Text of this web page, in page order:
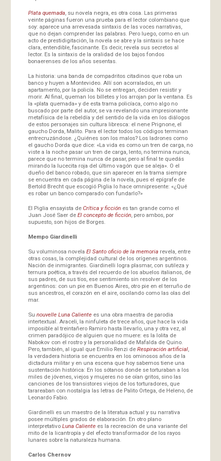
Plata quemada, su novela negra, es otra cosa. Las primeras
veinte páginas fueron una prueba para el lector colombiano que
soy: aparece una arrevesada sintaxis de las voces narrativas,
que no dejan comprender las palabras. Pero luego, como en un
acto de prestidigitación, la novela se abre y la sintaxis se hace
clara, entendible, fascinante. Es decir, revela sus secretos al
lector. Es la sintaxis de la oralidad de los bajos fondos
bonaerenses de los años sesentas.
La historia: una banda de compadritos citadinos que roba un
banco y huyen a Montevideo. Allí son acorralados, en un
apartamento, por la policía. No se entregan, deciden resistir y
morir. Al final, queman los billetes y los arrojan por la ventana. Es
la «plata quemada» y de esta trama policíaca, como algo no
buscado por parte del autor, se va revelando una impresionante
metafísica de la rebeldía y del sentido de la vida en los diálogos
de estos personajes sin cultura libresca: el nene Prignone, el
gaucho Dorda, Malito. Para el lector todos los códigos terminan
entrecruzándose. ¿Quiénes son los malos? Los ladrones como
el gaucho Dorda que dice: «La vida es como un tren de carga, no
viste a la noche pasar un tren de carga, lento, no termina nunca,
parece que no termina nunca de pasar, pero al final te quedás
mirando la lucecita roja del último vagón que se aleja». O el
dueño del banco robado, que sin aparecer en la trama siempre
se encuentra en cada página de la novela, pues el epígrafe de
Bertold Brecht que escogió Piglia lo hace omnipresente: «¿Qué
es robar un banco comparado con fundarlo?»
El Piglia ensayista de Crítica y ficciónes tan grande como el
Juan José Saer de El concepto de ficción, pero ambos, por
supuesto, son hijos de Borges.
Mempo Giardinelli
Su voluminosa novela El Santo oficio de la memoriarevela, entre
otras cosas, la complejidad cultural de los orígenes argentinos.
Nación de inmigrantes. Giardinelli logra plasmar, con sutileza y
ternura poética, a través del recuerdo de los abuelos italianos, de
sus padres, de sus tíos, ese sentimiento sin resolver de los
argentinos: con un pie en Buenos Aires, otro pie en el terruño de
sus ancestros, el corazón en el aire, oscilando como las olas del
mar.
Su nouvelle Luna Calientees una obra maestra de parodia
intertextual. Araceli, la ninfuleta de trece años, que hace la vida
imposible al treintañero Ramiro hasta llevarlo, una y otra vez, al
crimen paradójico de alguien que no muere: es la lolita de
Nabokov con el rostro y la personalidad de Mafalda de Quino.
Pero, también, al igual que Emilio Renzi de Respiración artificial,
la verdadera historia se encuentra en los ominosos años de la
dictadura militar y en una escena que hoy sabemos tiene una
sustentación histórica: En los sótanos donde se torturaban a los
miles de jóvenes, viejos y mujeres no se oían gritos, sino las
canciones de los transistores viejos de los torturadores, que
tarareaban con nostalgia las letras de Palito Ortega, de Heleno, de
Leonardo Fabio.
Giardinelli es un maestro de la literatua actual y su narrativa
posee múltiples grados de elaboración. En otro plano
interpretativo Luna Calientees la recreación de una variante del
mito de la licantropía y del efecto transformador de los rayos
lunares sobre la naturaleza humana.
Carlos Chernov